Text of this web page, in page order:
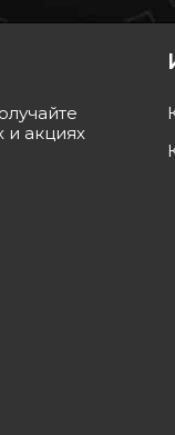
84 грн
акциях